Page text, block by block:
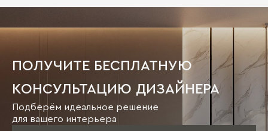
ПОЛУЧИТЕ БЕСПЛАТНУЮ
КОНСУЛЬТАЦИЮ ДИЗАЙНЕРА
Подберём идеальное решение
для вашего интерьера